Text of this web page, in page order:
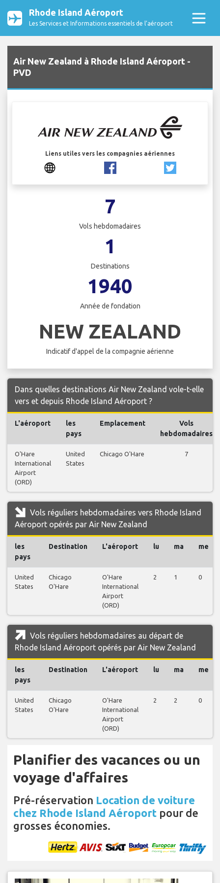
Rhode Island Aéroport
Les Services et Informations essentiels de l’aéroport
Air New Zealand à Rhode Island Aéroport -
PVD
Liens utiles vers les compagnies aériennes
7
Vols hebdomadaires
1
Destinations
1940
Année de fondation
NEW ZEALAND
Indicatif d'appel de la compagnie aérienne
Dans quelles destinations Air New Zealand vole-t-elle
vers et depuis Rhode Island Aéroport ?
L'aéroport
les
pays
Emplacement
Vols
hebdomadaires
O'Hare
International
Airport
(ORD)
United
States
Chicago O'Hare 7
Vols réguliers hebdomadaires vers Rhode Island
Aéroport opérés par Air New Zealand
les
pays
Destination L'aéroport lu ma me
United
States
Chicago
O'Hare
O'Hare
International
Airport
(ORD)
2 1 0
Vols réguliers hebdomadaires au départ de
Rhode Island Aéroport opérés par Air New Zealand
les
pays
Destination L'aéroport lu ma me
United
States
Chicago
O'Hare
O'Hare
International
Airport
(ORD)
2 2 0
Planifier des vacances ou un
voyage d'affaires
Pré-réservation Location de voiture
chez Rhode Island Aéroport pour de
grosses économies.